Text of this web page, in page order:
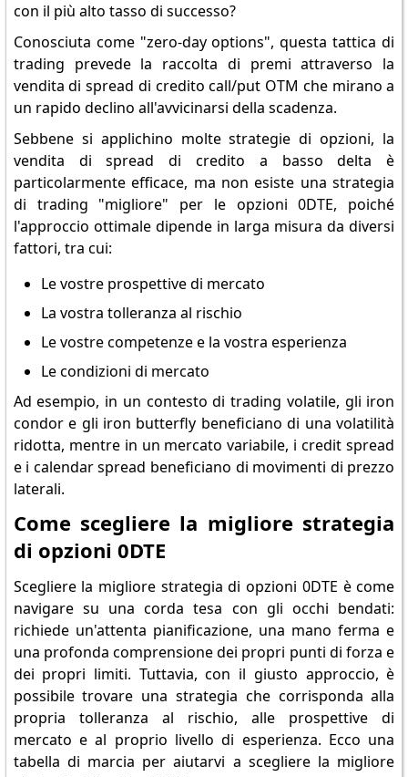
con il più alto tasso di successo?
Conosciuta come "zero-day options", questa tattica di
trading prevede la raccolta di premi attraverso la
vendita di spread di credito call/put OTM che mirano a
un rapido declino all'avvicinarsi della scadenza.
Sebbene si applichino molte strategie di opzioni, la
vendita di spread di credito a basso delta è
particolarmente efficace, ma non esiste una strategia
di trading "migliore" per le opzioni 0DTE, poiché
l'approccio ottimale dipende in larga misura da diversi
fattori, tra cui:
Le vostre prospettive di mercato
La vostra tolleranza al rischio
Le vostre competenze e la vostra esperienza
Le condizioni di mercato
Ad esempio, in un contesto di trading volatile, gli iron
condor e gli iron butterfly beneficiano di una volatilità
ridotta, mentre in un mercato variabile, i credit spread
e i calendar spread beneficiano di movimenti di prezzo
laterali.
Come scegliere la migliore strategia
di opzioni 0DTE
Scegliere la migliore strategia di opzioni 0DTE è come
navigare su una corda tesa con gli occhi bendati:
richiede un'attenta pianificazione, una mano ferma e
una profonda comprensione dei propri punti di forza e
dei propri limiti. Tuttavia, con il giusto approccio, è
possibile trovare una strategia che corrisponda alla
propria tolleranza al rischio, alle prospettive di
mercato e al proprio livello di esperienza. Ecco una
tabella di marcia per aiutarvi a scegliere la migliore